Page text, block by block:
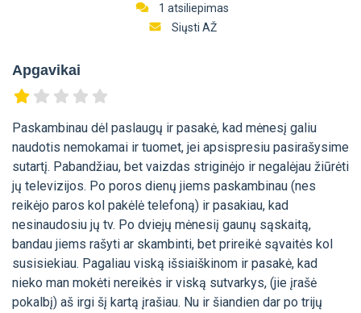
1 atsiliepimas
Siųsti AŽ
Apgavikai
Paskambinau dėl paslaugų ir pasakė, kad mėnesį galiu
naudotis nemokamai ir tuomet, jei apsispresiu pasirašysime
sutartį. Pabandžiau, bet vaizdas striginėjo ir negalėjau žiūrėti
jų televizijos. Po poros dienų jiems paskambinau (nes
reikėjo paros kol pakėlė telefoną) ir pasakiau, kad
nesinaudosiu jų tv. Po dviejų mėnesiį gaunų sąskaitą,
bandau jiems rašyti ar skambinti, bet prireikė sąvaitės kol
susisiekiau. Pagaliau viską išsiaiškinom ir pasakė, kad
nieko man mokėti nereikės ir viską sutvarkys, (jie įrašė
pokalbį) aš irgi šį kartą įrašiau. Nu ir šiandien dar po trijų